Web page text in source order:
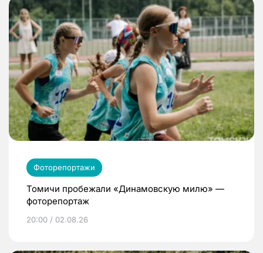
Фоторепортажи
Томичи пробежали «Динамовскую милю» —
фоторепортаж
20:00 / 02.08.26